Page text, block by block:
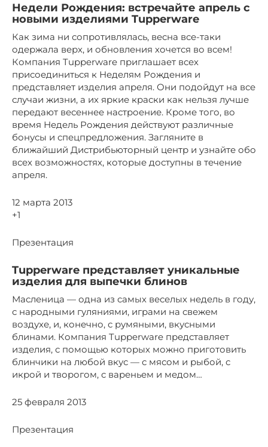
Недели Рождения: встречайте апрель с
новыми изделиями Tupperware
Как зима ни сопротивлялась, весна все-таки
одержала верх, и обновления хочется во всем!
Компания Tupperware приглашает всех
присоединиться к Неделям Рождения и
представляет изделия апреля. Они подойдут на все
случаи жизни, а их яркие краски как нельзя лучше
передают весеннее настроение. Кроме того, во
время Недель Рождения действуют различные
бонусы и спецпредложения. Загляните в
ближайший Дистрибьюторный центр и узнайте обо
всех возможностях, которые доступны в течение
апреля.
12 марта 2013
+1
Презентация
Tupperware представляет уникальные
изделия для выпечки блинов
Масленица — одна из самых веселых недель в году,
с народными гуляниями, играми на свежем
воздухе, и, конечно, с румяными, вкусными
блинами. Компания Tupperware представляет
изделия, с помощью которых можно приготовить
блинчики на любой вкус — с мясом и рыбой, с
икрой и творогом, с вареньем и медом…
25 февраля 2013
Презентация